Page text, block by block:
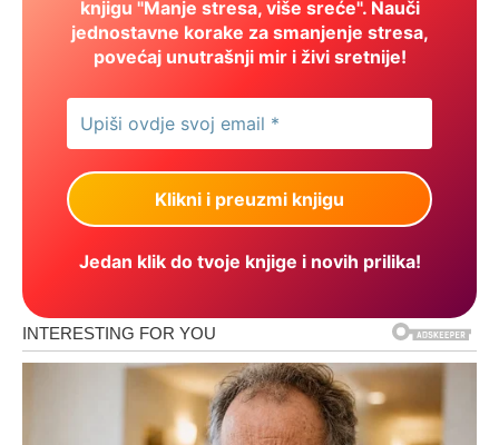
knjigu "Manje stresa, više sreće". Nauči
jednostavne korake za smanjenje stresa,
povećaj unutrašnji mir i živi sretnije!
Jedan klik do tvoje knjige i novih prilika!